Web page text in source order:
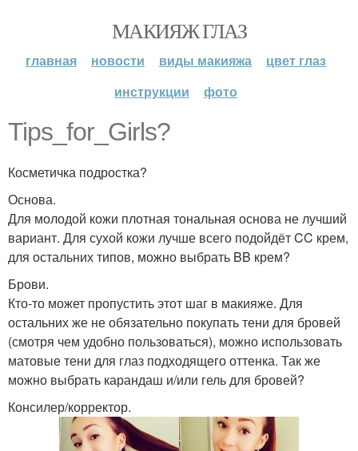
МАКИЯЖ ГЛАЗ
главная новости виды макияжа
цвет глаз
инструкции
фото
Tips_for_Girls?
Косметичка подростка?
Основа.
Для молодой кожи плотная тональная основа не лучший
вариант. Для сухой кожи лучше всего подойдёт CC крем,
для остальних типов, можно выбрать BB крем?
Брови.
Кто-то может пропустить этот шаг в макияже. Для
остальних же не обязательно покупать тени для бровей
(смотря чем удобно пользоваться), можно использовать
матовые тени для глаз подходящего оттенка. Так же
можно выбрать карандаш и/или гель для бровей?
Консилер/корректор.